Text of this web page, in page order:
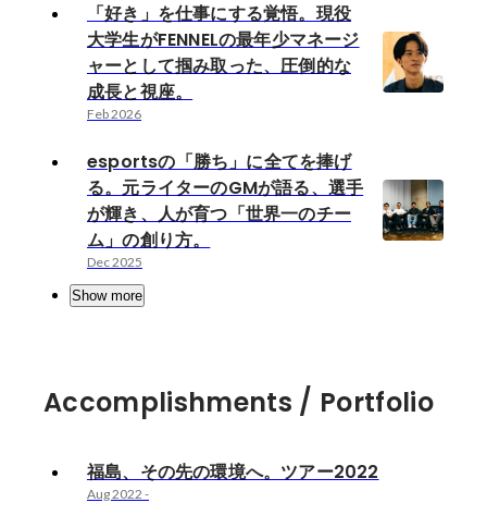
「好き」を仕事にする覚悟。現役
大学生がFENNELの最年少マネージ
ャーとして掴み取った、圧倒的な
成長と視座。
Feb 2026
esportsの「勝ち」に全てを捧げ
る。元ライターのGMが語る、選手
が輝き、人が育つ「世界一のチー
ム」の創り方。
Dec 2025
Show more
Accomplishments / Portfolio
福島、その先の環境へ。ツアー2022
Aug 2022 -